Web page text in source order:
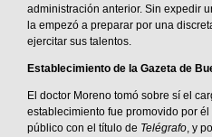
administración anterior. Sin expedir
la empezó a preparar por una
ejercitar sus talentos.
Establecimiento de la Gazeta de
El doctor Moreno tomó sobre sí el
establecimiento fue promovido por
público con el título de Telégrafo, y